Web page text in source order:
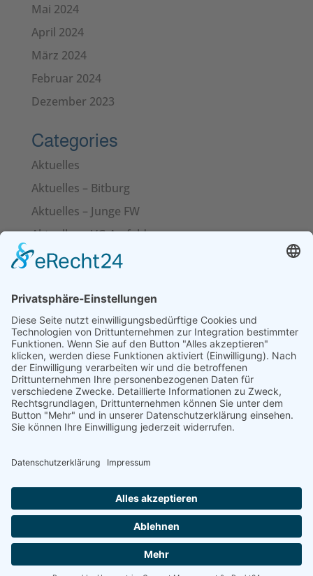
Mai 2024
April 2024
März 2024
Februar 2024
Dezember 2023
Categories
Aktuelles
Aktuelles – Bitburg
Aktuelles – Junge FW
Aktuelles – VG Arzfeld
Aktuelles – VG Bitburger Land
Aktuelles – VG Speicher
Aktuelles – VG Südeifel
Uncategorized
Erzähle von uns…
COOKIE-EINSTELLUNGEN